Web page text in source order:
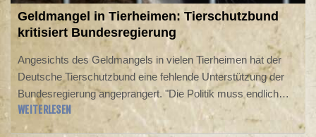
Geldmangel in Tierheimen: Tierschutzbund
kritisiert Bundesregierung
Angesichts des Geldmangels in vielen Tierheimen hat der
Deutsche Tierschutzbund eine fehlende Unterstützung der
Bundesregierung angeprangert. "Die Politik muss endlich
dafür sorgen, dass Tierheime ihre Aufgaben zuverlässig
erfüllen können", sagte Verbandspräsident Thomas Schröder
WEITERLESEN